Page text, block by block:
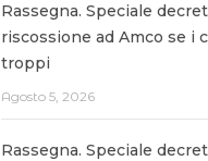
Rassegna. Speciale
riscossione ad Amco se i
troppi
Agosto 5, 2026
Rassegna. Speciale